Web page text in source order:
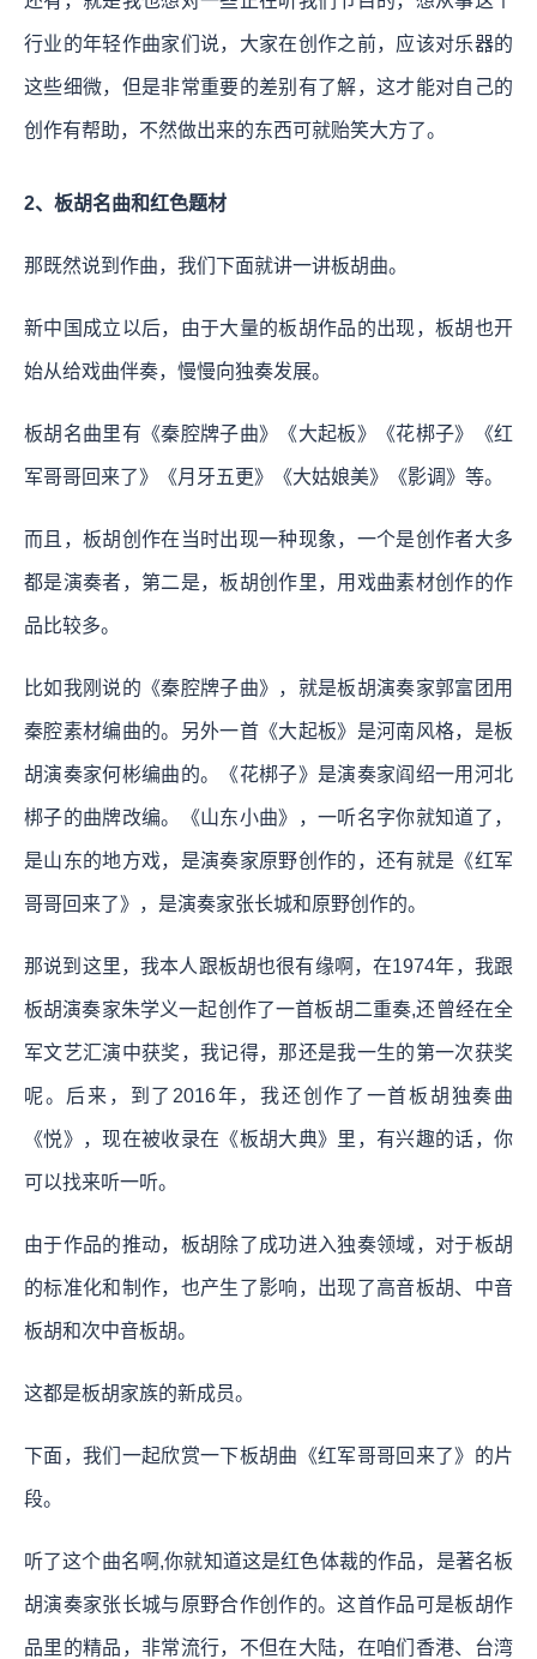
行业的年轻作曲家们说，大家在创作之前，应该对乐器的
这些细微，但是非常重要的差别有了解，这才能对自己的
创作有帮助，不然做出来的东西可就贻笑大方了。
2、板胡名曲和红色题材
那既然说到作曲，我们下面就讲一讲板胡曲。
新中国成立以后，由于大量的板胡作品的出现，板胡也开
始从给戏曲伴奏，慢慢向独奏发展。
板胡名曲里有《秦腔牌子曲》《大起板》《花梆子》《红
军哥哥回来了》《月牙五更》《大姑娘美》《影调》等。
而且，板胡创作在当时出现一种现象，一个是创作者大多
都是演奏者，第二是，板胡创作里，用戏曲素材创作的作
品比较多。
比如我刚说的《秦腔牌子曲》，就是板胡演奏家郭富团用
秦腔素材编曲的。另外一首《大起板》是河南风格，是板
胡演奏家何彬编曲的。《花梆子》是演奏家阎绍一用河北
梆子的曲牌改编。《山东小曲》，一听名字你就知道了，
是山东的地方戏，是演奏家原野创作的，还有就是《红军
哥哥回来了》，是演奏家张长城和原野创作的。
那说到这里，我本人跟板胡也很有缘啊，在1974年，我跟
板胡演奏家朱学义一起创作了一首板胡二重奏,还曾经在全
军文艺汇演中获奖，我记得，那还是我一生的第一次获奖
呢。后来，到了2016年，我还创作了一首板胡独奏曲
《悦》，现在被收录在《板胡大典》里，有兴趣的话，你
可以找来听一听。
由于作品的推动，板胡除了成功进入独奏领域，对于板胡
的标准化和制作，也产生了影响，出现了高音板胡、中音
板胡和次中音板胡。
这都是板胡家族的新成员。
下面，我们一起欣赏一下板胡曲《红军哥哥回来了》的片
段。
听了这个曲名啊,你就知道这是红色体裁的作品，是著名板
胡演奏家张长城与原野合作创作的。这首作品可是板胡作
品里的精品，非常流行，不但在大陆，在咱们香港、台湾